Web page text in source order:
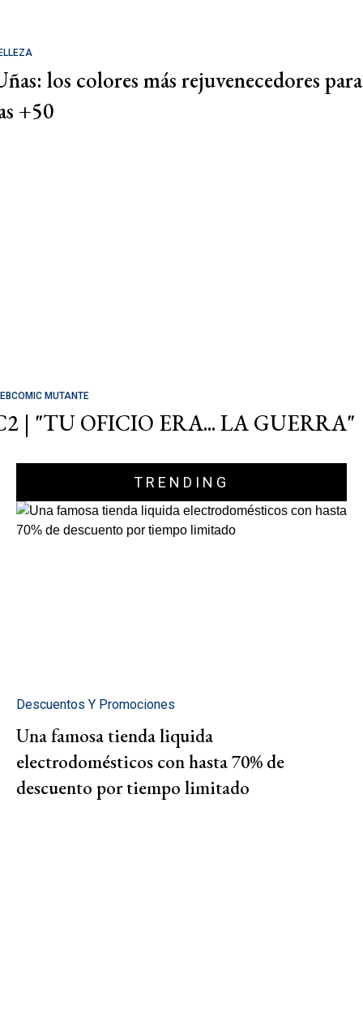
los colores más rejuvenecedores para
+50
MUTANTE
| "TU OFICIO ERA... LA GUERRA"
TRENDING
Descuentos Y Promociones
Una famosa tienda liquida
electrodomésticos con hasta 70% de
descuento por tiempo limitado